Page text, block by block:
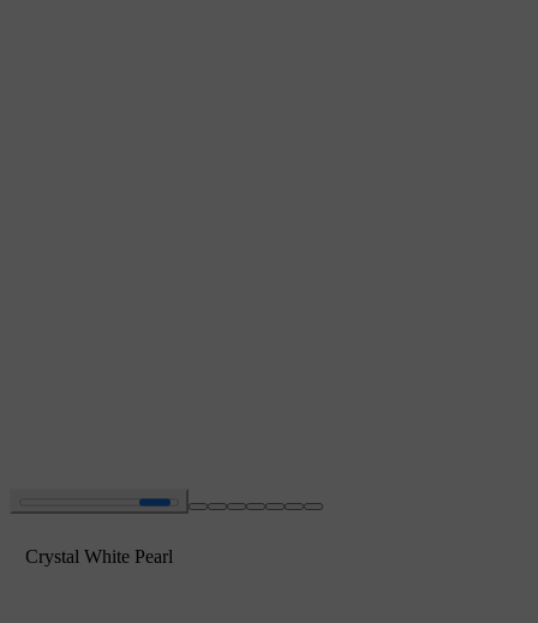
Crystal White Pearl